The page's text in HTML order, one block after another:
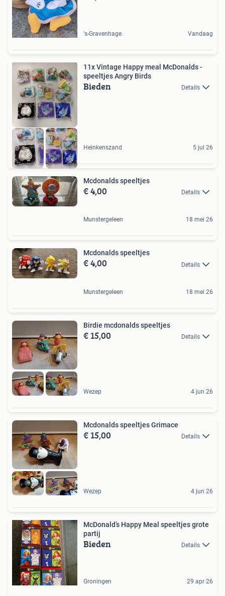
's-Gravenhage Vandaag
11x Vintage Happy meal McDonalds -
speeltjes Angry Birds
Bieden Details
Heinkenszand 5 jul 26
Mcdonalds speeltjes
€ 4,00 Details
Munstergeleen 18 mei 26
Mcdonalds speeltjes
€ 4,00 Details
Munstergeleen 18 mei 26
Birdie mcdonalds speeltjes
€ 15,00 Details
Wezep 4 jun 26
Mcdonalds speeltjes Grimace
€ 15,00 Details
Wezep 4 jun 26
McDonald’s Happy Meal speeltjes grote
partij
Bieden Details
Groningen 29 apr 26